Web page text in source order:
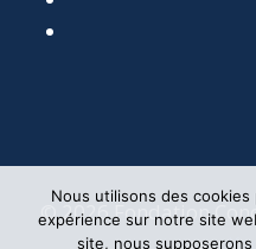
© 2026 Fondation
Nous utilisons des
expérience sur notre site
site, nous